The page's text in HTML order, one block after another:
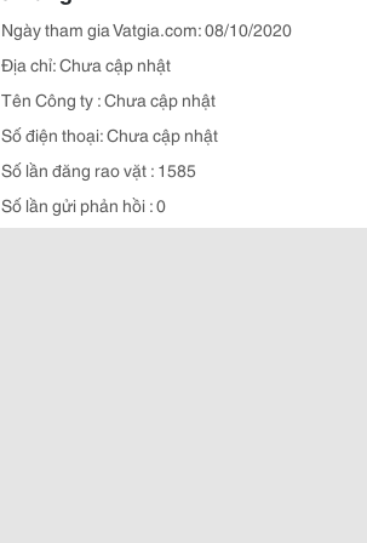
Ngày tham gia Vatgia.com: 08/10/2020
Địa chỉ: Chưa cập nhật
Tên Công ty : Chưa cập nhật
Số điện thoại: Chưa cập nhật
Số lần đăng rao vặt : 1585
Số lần gửi phản hồi : 0